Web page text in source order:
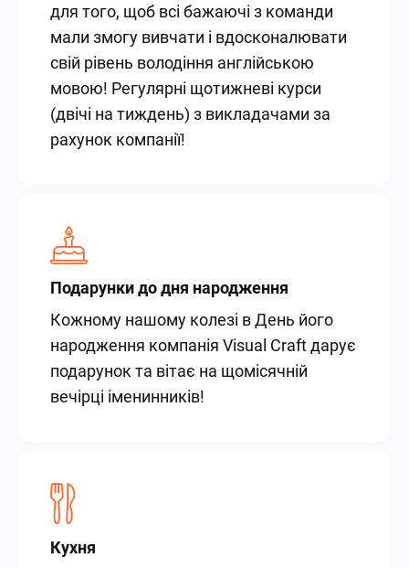
для того, щоб всі бажаючі з команди
мали змогу вивчати i вдосконалювати
свій рівень володіння англійською
мовою! Регулярні щотижневі курси
(двічі на тиждень) з викладачами за
рахунок компанії!
Подарунки до дня народження
Кожному нашому колезі в День його
народження компанія Visual Craft дарує
подарунок та вітає на щомісячній
вечірці іменинників!
Кухня